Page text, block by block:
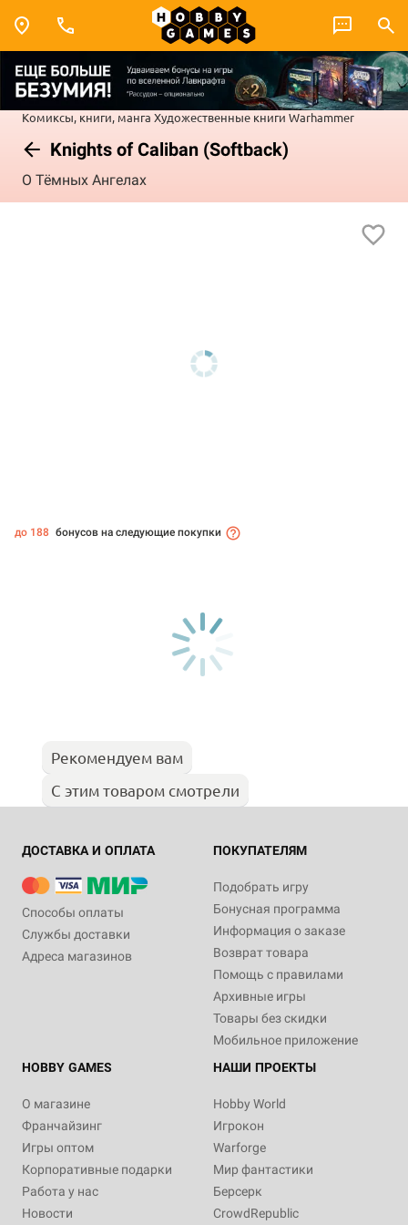
Комиксы, книги, манга Художественные книги Warhammer
Knights of Caliban (Softback)
О Тёмных Ангелах
до 188 бонусов на следующие покупки
Рекомендуем вам
С этим товаром смотрели
ДОСТАВКА И ОПЛАТА
Способы оплаты
Службы доставки
Адреса магазинов
ПОКУПАТЕЛЯМ
Подобрать игру
Бонусная программа
Информация о заказе
Возврат товара
Помощь с правилами
Архивные игры
Товары без скидки
Мобильное приложение
HOBBY GAMES
О магазине
Франчайзинг
Игры оптом
Корпоративные подарки
Работа у нас
Новости
НАШИ ПРОЕКТЫ
Hobby World
Игрокон
Warforge
Мир фантастики
Берсерк
CrowdRepublic